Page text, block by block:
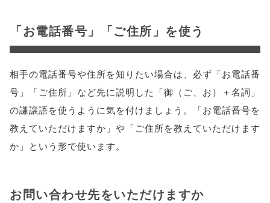
「お電話番号」「ご住所」を使う
相手の電話番号や住所を知りたい場合は、必ず「お電話番
号」「ご住所」など先に説明した「御（ご、お）＋名詞」
の謙譲語を使うように気を付けましょう。「お電話番号を
教えていただけますか」や「ご住所を教えていただけます
か」という形で使います。
お問い合わせ先をいただけますか